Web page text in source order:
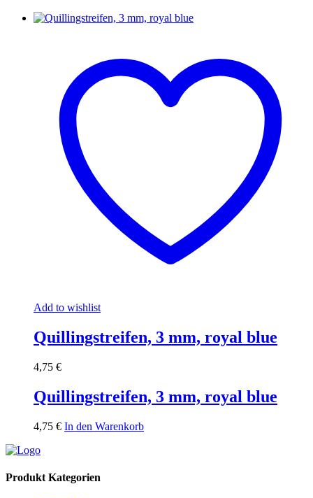
Add to wishlist
Quillingstreifen, 3 mm, royal blue
4,75 €
Quillingstreifen, 3 mm, royal blue
4,75 € In den Warenkorb
Produkt Kategorien